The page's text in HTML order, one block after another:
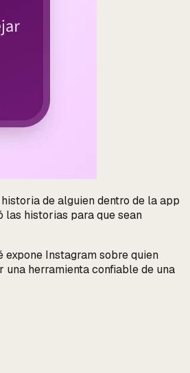
de alguien dentro de la app
las historias para que sean
expone Instagram sobre quien
herramienta confiable de una